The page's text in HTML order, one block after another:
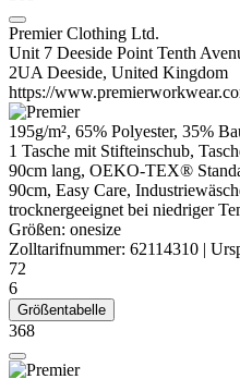
Premier Clothing Ltd.
Unit 7 Deeside Point Tenth
2UA Deeside, United Kingdom
https://
195g/m², 65% Polyester, 35%
1 Tasche mit Stifteinschub,
90cm lang, OEKO-TEX®
90cm, Easy Care,
trocknergeeignet bei niedriger
Größen: onesize
Zolltarifnummer: 62114310 |
72
6
Größentabelle
368